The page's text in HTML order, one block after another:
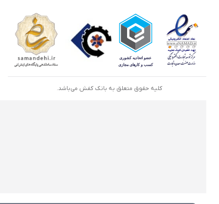
کلیه حقوق متعلق به بانک کفش می‌باشد.